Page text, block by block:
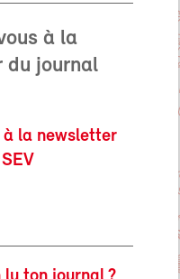
à la
du journal
à la newsletter